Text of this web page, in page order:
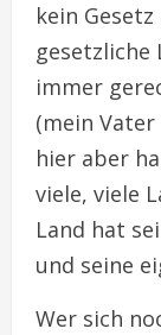
kein
immer
(mein Vater
hier aber
viele, viele
Land hat
und seine
Wer sich